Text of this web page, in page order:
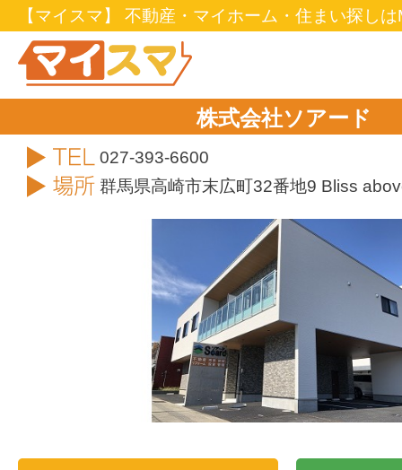
【マイスマ】 不動産・マイホーム・住まい探し
株式会社ソアード
TEL
027-393-6600
住所
群馬県高崎市末広町32番地9 Bliss